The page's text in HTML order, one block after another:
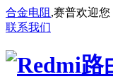
合金电阻 ,赛普欢迎您
联系我们